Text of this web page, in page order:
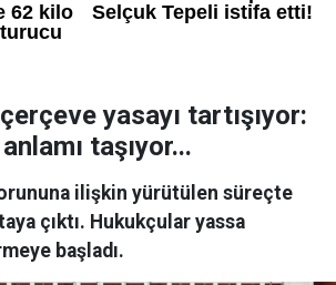
yasayı tartışıyor:
taşıyor...
ilişkin yürütülen süreçte
çıktı. Hukukçular yassa
başladı.